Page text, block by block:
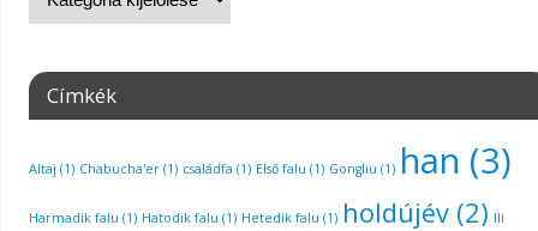
Címkék
Altaj (1) Chabucha'er(1) családfa (1) Első falu (1) Gongliu (1) han (3)
Harmadik falu (1) Hatodik falu (1) Hetedik falu (1) holdújév(2) Ili